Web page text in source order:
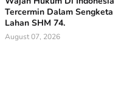
Tercermin Dalam Sengketa
Lahan SHM 74.
August 07, 2026